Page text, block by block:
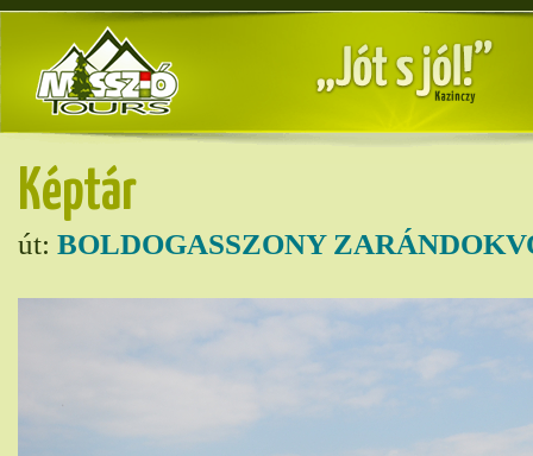
Képtár
út: BOLDOGASSZONY